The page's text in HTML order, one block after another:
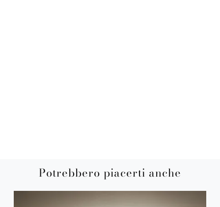
Potrebbero piacerti anche